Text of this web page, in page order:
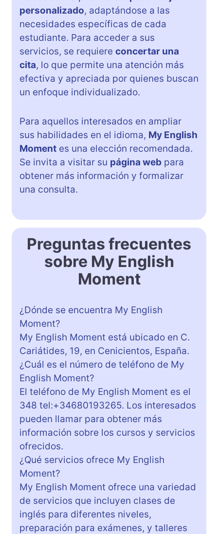
personalizado, adaptándose a las
necesidades específicas de cada
estudiante. Para acceder a sus
servicios, se requiere concertar una
cita, lo que permite una atención más
efectiva y apreciada por quienes buscan
un enfoque individualizado.
Para aquellos interesados en ampliar
sus habilidades en el idioma, My English
Moment es una elección recomendada.
Se invita a visitar su página web para
obtener más información y formalizar
una consulta.
Preguntas frecuentes
sobre My English
Moment
¿Dónde se encuentra My English
Moment?
My English Moment está ubicado en C.
Cariátides, 19, en Cenicientos, España.
¿Cuál es el número de teléfono de My
English Moment?
El teléfono de My English Moment es el
348 tel:+34680193265. Los interesados
pueden llamar para obtener más
información sobre los cursos y servicios
ofrecidos.
¿Qué servicios ofrece My English
Moment?
My English Moment ofrece una variedad
de servicios que incluyen clases de
inglés para diferentes niveles,
preparación para exámenes, y talleres